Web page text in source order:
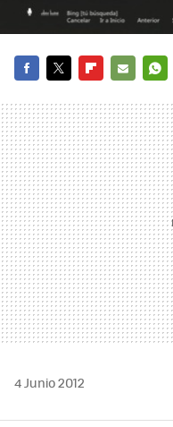
MAIL
4 Junio 2012